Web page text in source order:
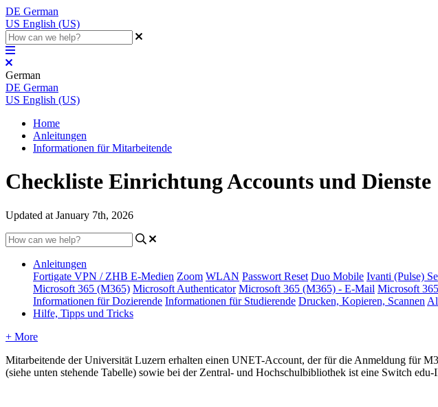
DE German
US English (US)
German
DE German
US English (US)
Home
Anleitungen
Informationen für Mitarbeitende
Checkliste Einrichtung Accounts und Dienste
Updated at January 7th, 2026
Anleitungen
Fortigate VPN / ZHB E-Medien Zoom WLAN Passwort Reset Duo Mobile Ivanti (Pulse)
Microsoft 365 (M365) Microsoft Authenticator Microsoft 365 (M365) - E-Mail Microsoft
Informationen für Dozierende Informationen für Studierende Drucken, Kopieren, Scannen
Hilfe, Tipps und Tricks
+ More
Mitarbeitende der Universität Luzern erhalten einen UNET-Account, der für die Anmeldung für
(siehe unten stehende Tabelle) sowie bei der Zentral- und Hochschulbibliothek ist eine Switch